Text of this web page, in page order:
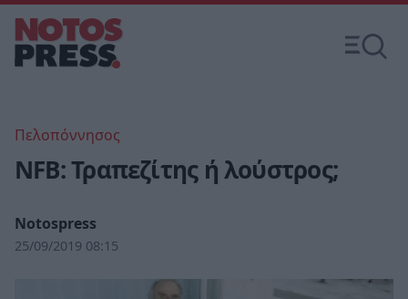
Πελοπόννησος
NFB: Τραπεζίτης ή λούστρος;
Notospress
25/09/2019 08:15